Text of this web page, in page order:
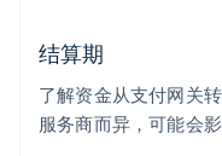
结算期
了解资金从支付网关
服务商而异，可能会